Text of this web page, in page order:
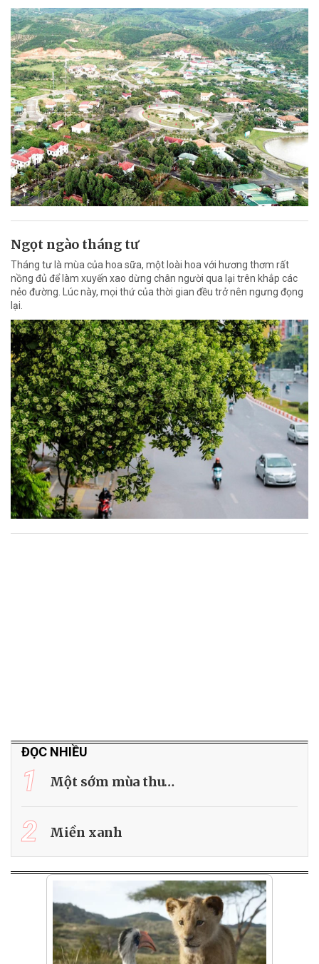
Ngọt ngào tháng tư
Tháng tư là mùa của hoa sữa, một loài hoa với hương thơm rất
nồng đủ để làm xuyến xao dừng chân người qua lại trên khắp các
nẻo đường. Lúc này, mọi thứ của thời gian đều trở nên ngưng đọng
lại.
ĐỌC NHIỀU
1 Một sớm mùa thu…
2 Miền xanh